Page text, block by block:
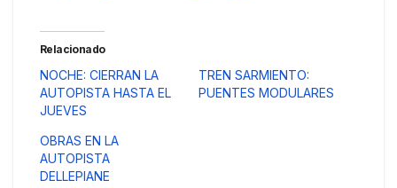
Relacionado
NOCHE: CIERRAN LA
AUTOPISTA HASTA EL
JUEVES
TREN SARMIENTO:
PUENTES MODULARES
OBRAS EN LA
AUTOPISTA
DELLEPIANE